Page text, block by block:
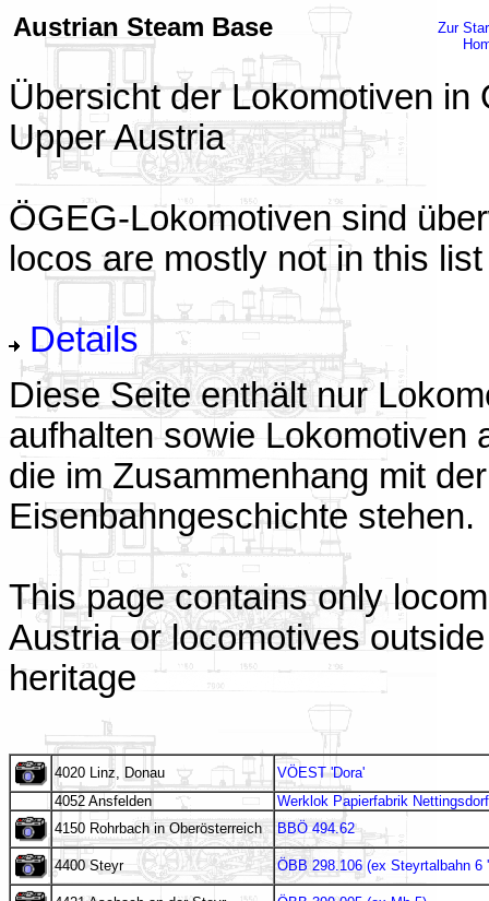
Austrian Steam Base
Zur
Übersicht der Lokomotiven
Upper Austria
ÖGEG-Lokomotiven sind
locos are mostly not in this list
Details
Diese Seite enthält nur
aufhalten sowie Lokomotiven
die im Zusammenhang mit
Eisenbahngeschichte stehen.
This page contains only
Austria or locomotives
heritage
4020 Linz, Donau
VÖEST 'Dora'
4052 Ansfelden
Werklok Papierfabrik Nettingsdorf
4150 Rohrbach in Oberösterreich
BBÖ 494.62
4400 Steyr ÖBB 298.106 (ex Steyrtalbahn 6